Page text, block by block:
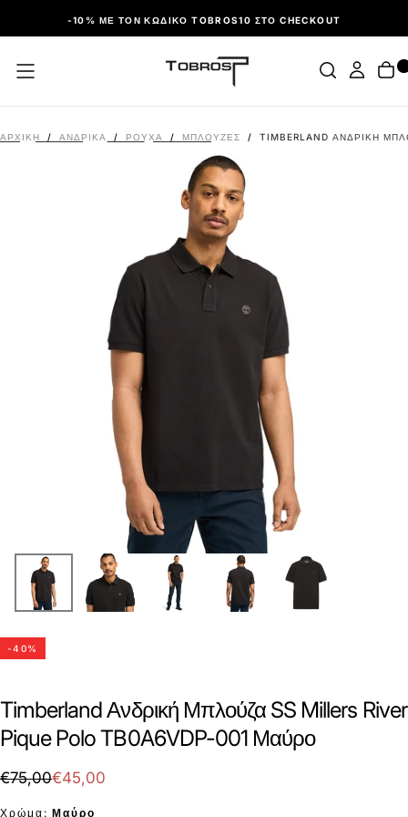
ΠΑΡΆΛΕΙΨΗ-10% ΜΕ ΤΟΝ ΚΩΔΙΚΌ TOBROS10 ΣΤΟ CHECKOUT
ΑΡΧΙΚΉ / ΑΝΔΡΙΚΑ / ΡΟΎΧΑ / ΜΠΛΟΎΖΕΣ / TIMBERLAND ΑΝΔΡΙΚΉ
-40%
Timberland Ανδρική Μπλούζα SS Millers River
Pique Polo TB0A6VDP-001 Μαύρο
€45,00
Τιμή
€75,00Τιμή
€45,00
Χρώμα: Μαύρο